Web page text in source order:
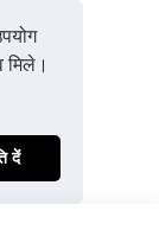
मिले।
दें